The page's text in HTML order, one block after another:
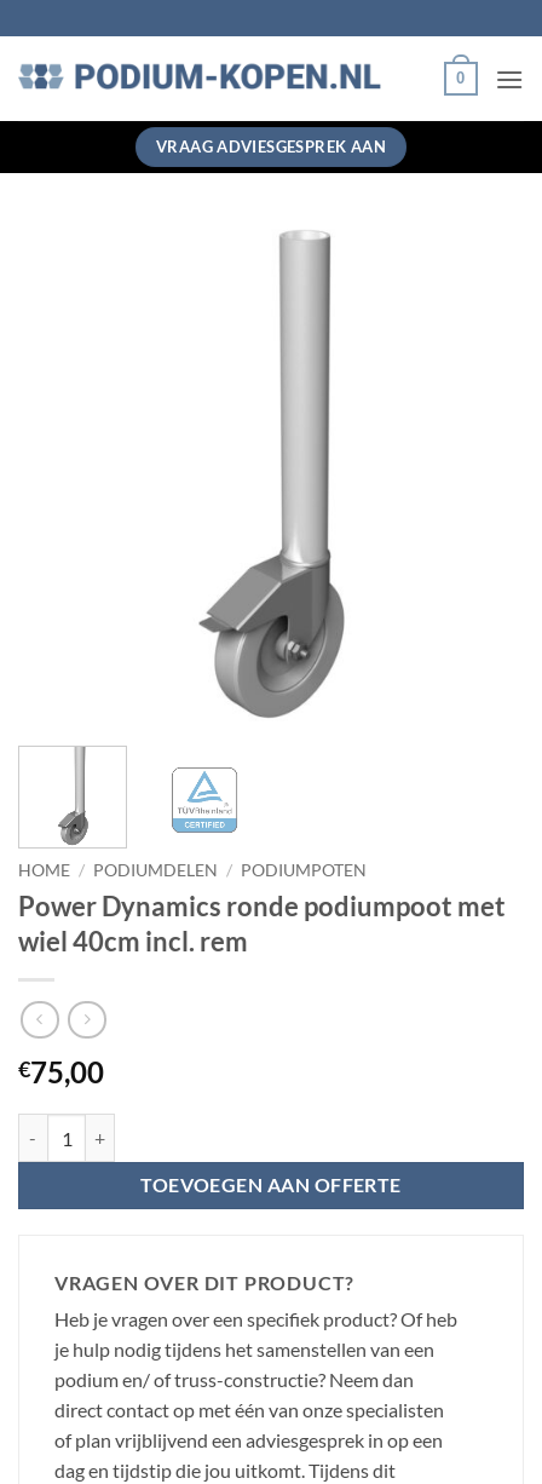
naar
inhoud
0
VRAAG ADVIESGESPREK AAN
HOME / PODIUMDELEN / PODIUMPOTEN
Power Dynamics ronde podiumpoot met
wiel 40cm incl. rem
€75,00
TOEVOEGEN AAN OFFERTE
VRAGEN OVER DIT PRODUCT?
Heb je vragen over een specifiek product? Of heb
je hulp nodig tijdens het samenstellen van een
podium en/ of truss-constructie? Neem dan
direct contact op met één van onze specialisten
of plan vrijblijvend een adviesgesprek in op een
dag en tijdstip die jou uitkomt. Tijdens dit